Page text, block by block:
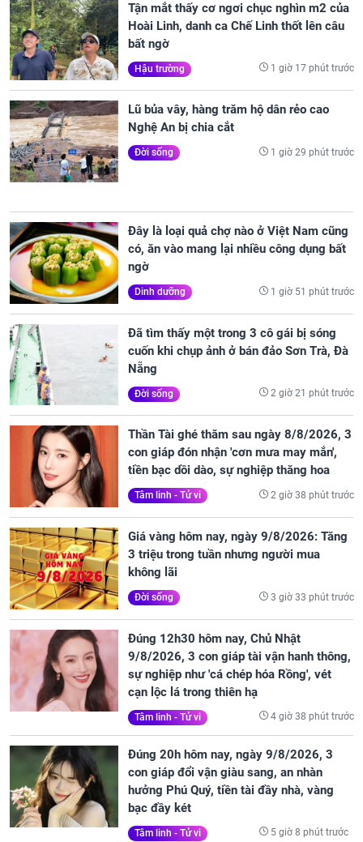
Tận mắt thấy cơ ngơi chục nghìn m2 của
Hoài Linh, danh ca Chế Linh thốt lên câu
bất ngờ
Hậu trường 1 giờ 17 phút trước
Lũ bủa vây, hàng trăm hộ dân rẻo cao
Nghệ An bị chia cắt
Đời sống 1 giờ 29 phút trước
Đây là loại quả chợ nào ở Việt Nam cũng
có, ăn vào mang lại nhiều công dụng bất
ngờ
Dinh dưỡng 1 giờ 51 phút trước
Đã tìm thấy một trong 3 cô gái bị sóng
cuốn khi chụp ảnh ở bán đảo Sơn Trà, Đà
Nẵng
Đời sống 2 giờ 21 phút trước
Thần Tài ghé thăm sau ngày 8/8/2026, 3
con giáp đón nhận 'cơn mưa may mắn',
tiền bạc dồi dào, sự nghiệp thăng hoa
Tâm linh - Tử vi 2 giờ 38 phút trước
Giá vàng hôm nay, ngày 9/8/2026: Tăng
3 triệu trong tuần nhưng người mua
không lãi
Đời sống 3 giờ 33 phút trước
Đúng 12h30 hôm nay, Chủ Nhật
9/8/2026, 3 con giáp tài vận hanh thông,
sự nghiệp như 'cá chép hóa Rồng', vét
cạn lộc lá trong thiên hạ
Tâm linh - Tử vi 4 giờ 38 phút trước
Đúng 20h hôm nay, ngày 9/8/2026, 3
con giáp đổi vận giàu sang, an nhàn
hưởng Phú Quý, tiền tài đầy nhà, vàng
bạc đầy két
Tâm linh - Tử vi 5 giờ 8 phút trước